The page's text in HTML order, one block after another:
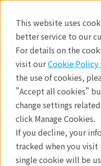
This website uses
better service to our
For details on the
visit ourCookie Policy
the use of cookies,
"Accept all cookies"
change settings
click Manage Cookies.
If you decline, your
tracked when you visit
single cookie will be
半導体計測装置
半導体計測装置
製品
アプリケーション
テクノロジーセンター
イベント
製品 半導体
MEMS
WDXRFに
イス材料評